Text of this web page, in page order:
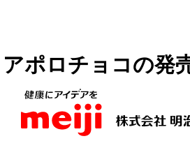
アポロチョコの発